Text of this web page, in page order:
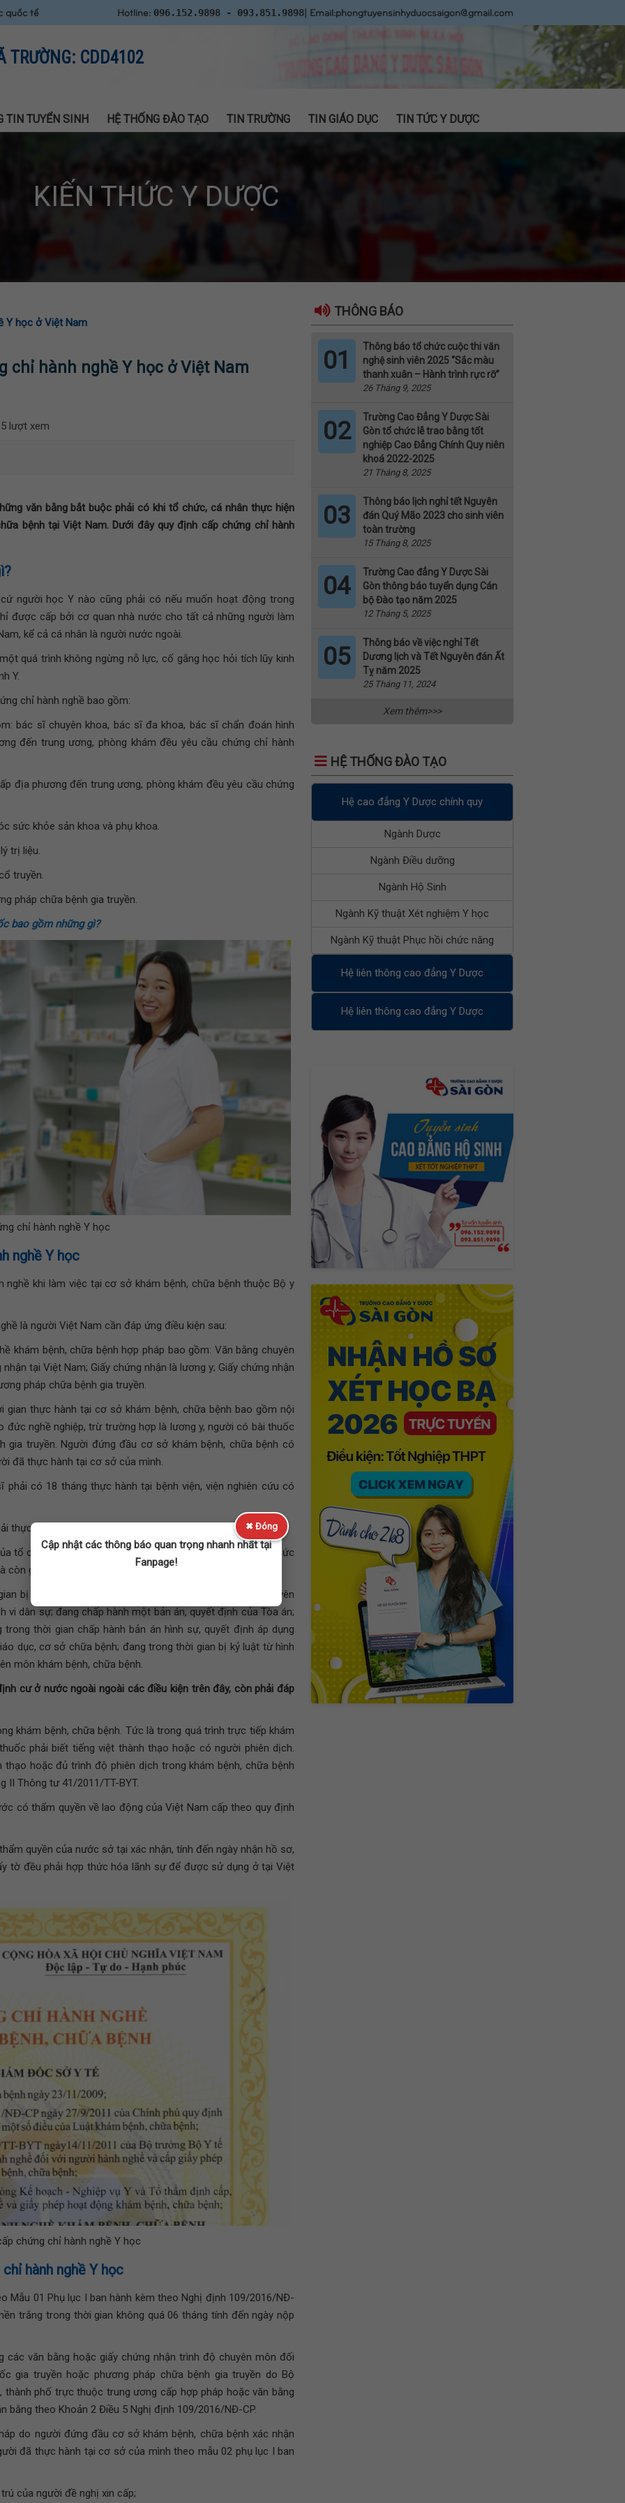
quốc tế Hotline: 096.152.9898 - 093.851.9898| Email:phongtuyensinhyduocsaigon@gmail.com
TRƯỜNG: CDD4102
TIN TUYỂN SINH HỆ THỐNG ĐÀO TẠO TIN TRƯỜNG TIN GIÁO DỤC TIN TỨC Y DƯỢC
KIẾN THỨC Y DƯỢC
Y học ở Việt Nam
chỉ hành nghề Y học ở Việt Nam
lượt xem
văn bằng bắt buộc phải có khi tổ chức, cá nhân thực hiện
bệnh tại Việt Nam. Dưới đây quy định cấp chứng chỉ hành
người học Y nào cũng phải có nếu muốn hoạt động trong
được cấp bởi cơ quan nhà nước cho tất cả những người làm
kể cả cá nhân là người nước ngoài.
quá trình không ngừng nỗ lực, cố gắng học hỏi tích lũy kinh
Y.
chỉ hành nghề bao gồm:
bác sĩ chuyên khoa, bác sĩ đa khoa, bác sĩ chẩn đoán hình
đến trung ương, phòng khám đều yêu cầu chứng chỉ hành
địa phương đến trung ương, phòng khám đều yêu cầu chứng
sức khỏe sản khoa và phụ khoa.
trị liệu.
truyền.
pháp chữa bệnh gia truyền.
bao gồm những gì?
chỉ hành nghề Y học
nghề Y học
khi làm việc tại cơ sở khám bệnh, chữa bệnh thuộc Bộ y
là người Việt Nam cần đáp ứng điều kiện sau:
khám bệnh, chữa bệnh hợp pháp bao gồm: Văn bằng chuyên
tại Việt Nam; Giấy chứng nhận là lương y; Giấy chứng nhận
pháp chữa bệnh gia truyền.
gian thực hành tại cơ sở khám bệnh, chữa bệnh bao gồm nội
đức nghề nghiệp, trừ trường hợp là lương y, người có bài thuốc
gia truyền. Người đứng đầu cơ sở khám bệnh, chữa bệnh có
đã thực hành tại cơ sở của mình.
có 18 tháng thực hành tại bệnh viện, viện nghiên cứu có
thực hành 12 tháng tại bệnh viện.
tổ chức y tế có thẩm quyền cấp đáp ứng đủ điều kiện về sức
còn giá trị sử dụng.
bị cấm hành nghề, cấm làm công việc liên quan đến chuyên
vi dân sự; đang chấp hành một bản án, quyết định của Tòa án;
thời gian chấp hành bản án hình sự, quyết định áp dụng
dục, cơ sở chữa bệnh; đang trong thời gian bị kỷ luật từ hình
môn khám bệnh, chữa bệnh.
cư ở nước ngoài ngoài các điều kiện trên đây, còn phải đáp
khám bệnh, chữa bệnh. Tức là trong quá trình trực tiếp khám
phải biết tiếng việt thành thạo hoặc có người phiên dịch.
hoặc đủ trình độ phiên dịch trong khám bệnh, chữa bệnh
II Thông tư 41/2011/TT-BYT.
có thẩm quyền về lao động của Việt Nam cấp theo quy định
quyền của nước sở tại xác nhận, tính đến ngày nhận hồ sơ,
tờ đều phải hợp thức hóa lãnh sự để được sử dụng ở tại Việt
chứng chỉ hành nghề Y học
hành nghề Y học
Mẫu 01 Phụ lục I ban hành kèm theo Nghị định 109/2016/NĐ-
trắng trong thời gian không quá 06 tháng tính đến ngày nộp
văn bằng hoặc giấy chứng nhận trình độ chuyên môn đối
gia truyền hoặc phương pháp chữa bệnh gia truyền do Bộ
phố trực thuộc trung ương cấp hợp pháp hoặc văn bằng
bằng theo Khoản 2 Điều 5 Nghị định 109/2016/NĐ-CP.
do người đứng đầu cơ sở khám bệnh, chữa bệnh xác nhận
đã thực hành tại cơ sở của mình theo mẫu 02 phụ lục I ban
của người đề nghị xin cấp;
THÔNG BÁO
01
Thông báo tổ chức cuộc thi văn
nghệ sinh viên 2025 “Sắc màu
thanh xuân – Hành trình rực rỡ”
26 Tháng 9, 2025
02
Trường Cao Đẳng Y Dược Sài
Gòn tổ chức lễ trao bằng tốt
nghiệp Cao Đẳng Chính Quy niên
khoá 2022-2025
21 Tháng 8, 2025
03
Thông báo lịch nghỉ tết Nguyên
đán Quý Mão 2023 cho sinh viên
toàn trường
15 Tháng 8, 2025
04
Trường Cao đẳng Y Dược Sài
Gòn thông báo tuyển dụng Cán
bộ Đào tạo năm 2025
12 Tháng 5, 2025
05
Thông báo về việc nghỉ Tết
Dương lịch và Tết Nguyên đán Ất
Tỵ năm 2025
25 Tháng 11, 2024
Xem thêm>>>
HỆ THỐNG ĐÀO TẠO
Hệ cao đẳng Y Dược chính quy
Ngành Dược
Ngành Điều dưỡng
Ngành Hộ Sinh
Ngành Kỹ thuật Xét nghiệm Y học
Ngành Kỹ thuật Phục hồi chức năng
Hệ liên thông cao đẳng Y Dược
Hệ liên thông cao đẳng Y Dược
✖ Đóng
Cập nhật các thông báo quan trọng nhanh nhất tại
Fanpage!